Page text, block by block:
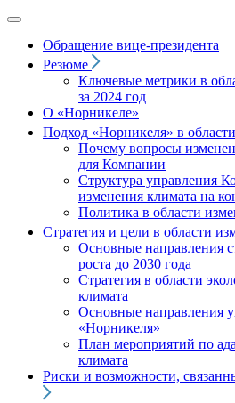
Обращение вице‑президента
Резюме
Ключевые метрики в
за 2024 год
О «Норникеле»
Подход «Норникеля» в
Почему вопросы
для Компании
Структура управления
изменения климата на
Политика в области
Стратегия и цели в области
Основные направления
роста до 2030 года
Стратегия в области
климата
Основные направления
«Норникеля»
План мероприятий по
климата
Риски и возможности,